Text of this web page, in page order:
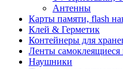
Антенны
Карты памяти, flash
Клей & Герметик
Контейнеры для
Ленты
Наушники